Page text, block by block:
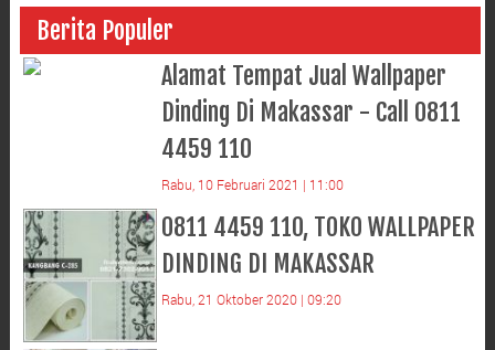
Berita Populer
Alamat Tempat Jual Wallpaper
Dinding Di Makassar - Call 0811
4459 110
Rabu, 10 Februari 2021 | 11:00
0811 4459 110, TOKO WALLPAPER
DINDING DI MAKASSAR
Rabu, 21 Oktober 2020 | 09:20